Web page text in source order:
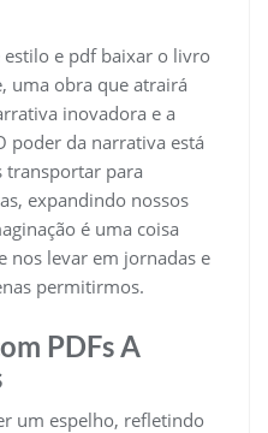
e pdf baixar o livro
uma obra que atrairá
inovadora e a
poder da narrativa está
transportar para
expandindo nossos
é uma coisa
nos levar em jornadas e
permitirmos.
PDFs A
um espelho, refletindo